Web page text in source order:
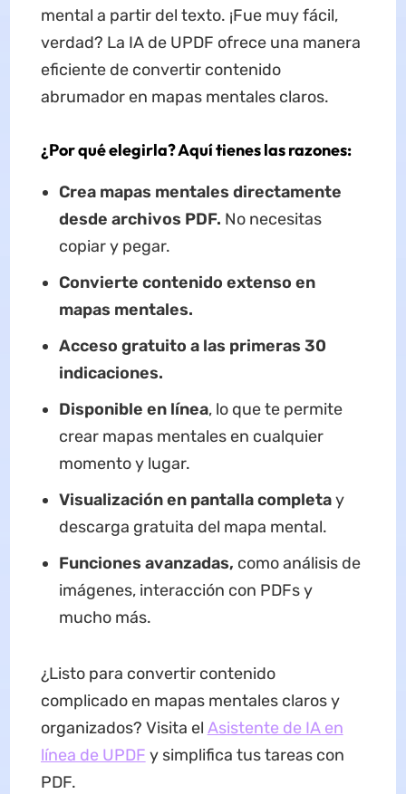
mental a partir del texto. ¡Fue muy fácil,
verdad? La IA de UPDF ofrece una manera
eficiente de convertir contenido
abrumador en mapas mentales claros.
¿Por qué elegirla? Aquí tienes las razones:
Crea mapas mentales directamente
desde archivos PDF. No necesitas
copiar y pegar.
Convierte contenido extenso en
mapas mentales.
Acceso gratuito a las primeras 30
indicaciones.
Disponible en línea, lo que te permite
crear mapas mentales en cualquier
momento y lugar.
Visualización en pantalla completay
descarga gratuita del mapa mental.
Funciones avanzadas, como análisis de
imágenes, interacción con PDFs y
mucho más.
¿Listo para convertir contenido
complicado en mapas mentales claros y
organizados? Visita el Asistente de IA en
línea de UPDF y simplifica tus tareas con
PDF.